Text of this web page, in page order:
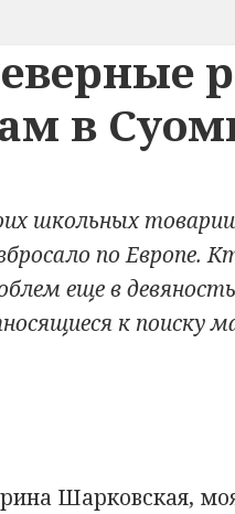
в
школьных
по Европе.
еще в
к поиску
Шарковская,